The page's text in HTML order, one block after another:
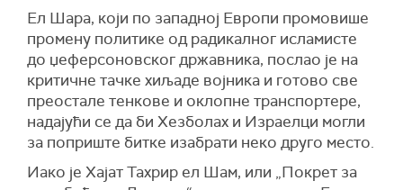
Ел Шара, који по западној Европи промовише
промену политике од радикалног исламисте
до џеферсоновског државника, послао је на
критичне тачке хиљаде војника и готово све
преостале тенкове и оклопне транспортере,
надајући се да би Хезболах и Израелци могли
за поприште битке изабрати неко друго место.
Иако је Хајат Тахрир ел Шам, или „Покрет за